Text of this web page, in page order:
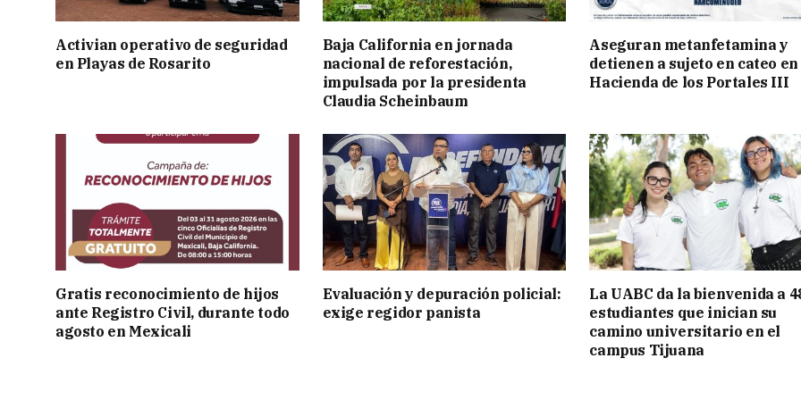
Activian operativo de seguridad
en Playas de Rosarito
Baja California en jornada
nacional de reforestación,
impulsada por la presidenta
Claudia Scheinbaum
Aseguran metanfetamina y
detienen a sujeto en cateo en
Hacienda de los Portales III
Gratis reconocimiento de hijos
ante Registro Civil, durante todo
agosto en Mexicali
Evaluación y depuración policial:
exige regidor panista
La UABC da la bienvenida a
estudiantes que inician su
camino universitario en el
campus Tijuana